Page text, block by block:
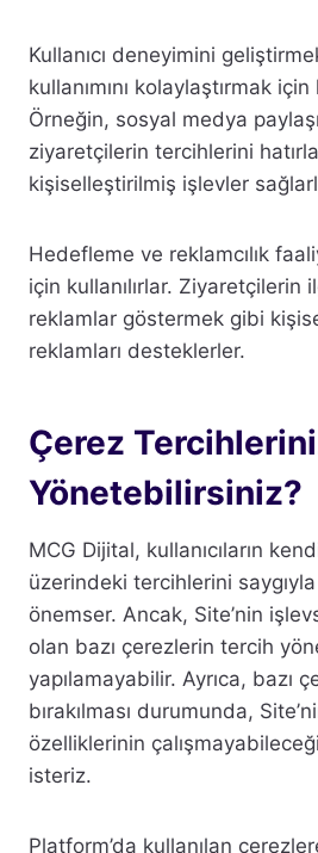
Kullanıcı deneyimini
kullanımını kolaylaştırmak için
Örneğin, sosyal medya
ziyaretçilerin tercihlerini
kişiselleştirilmiş işlevler
Hedefleme ve reklamcılık
için kullanılırlar. Ziyaretçilerin
reklamlar göstermek gibi
reklamları desteklerler.
Çerez
Yönetebilirsiniz?
MCG Dijital, kullanıcıların
üzerindeki tercihlerini saygıyla
önemser. Ancak, Site’nin
olan bazı çerezlerin tercih
yapılamayabilir. Ayrıca, bazı
bırakılması durumunda,
özelliklerinin
isteriz.
Platform’da kullanılan